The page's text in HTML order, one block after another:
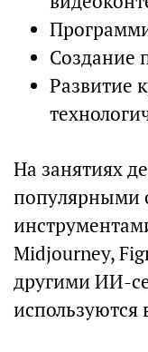
Создание
Развитие
На занятиях
популярными
Midjourney,
другими ИИ-
используются